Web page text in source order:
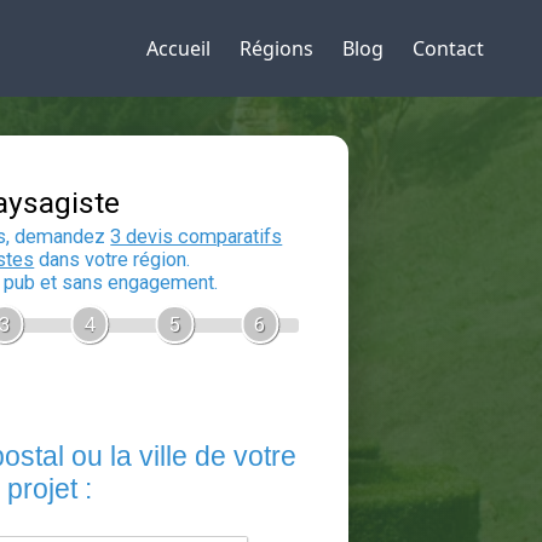
Accueil Régions Blog Contact
Devis Paysagiste
En 5 minutes, demandez
auxpaysagistesdans votre région.
Gratuit, sans pub et sans engagement.